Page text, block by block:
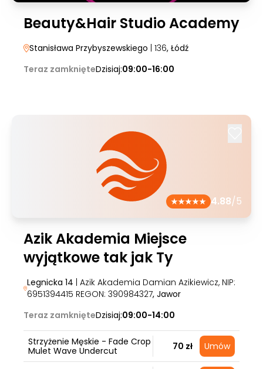
Beauty&Hair Studio Academy
Stanisława Przybyszewskiego | 136, Łódź
Teraz zamknięteDzisiaj:09:00-16:00
4.88/5
Azik Akademia Miejsce
wyjątkowe tak jak Ty
Legnicka 14 | Azik Akademia Damian Azikiewicz, NIP:
6951394415 REGON: 390984327, Jawor
Teraz zamknięteDzisiaj:09:00-14:00
Strzyżenie Męskie - Fade Crop
Mulet Wave Undercut
70 zł Umów